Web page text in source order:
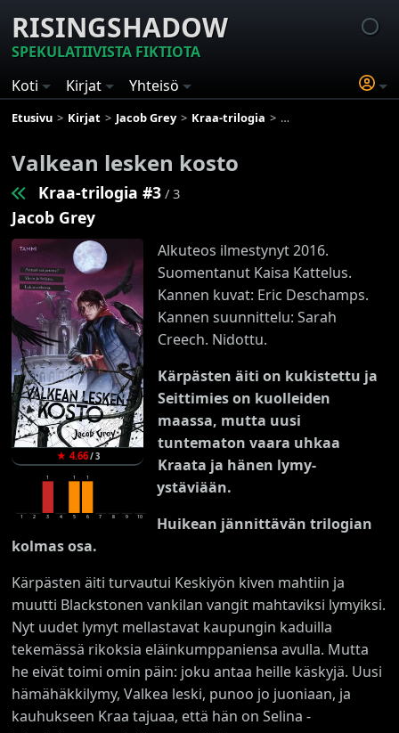
RISINGSHADOW
SPEKULATIIVISTA FIKTIOTA
Koti
Kirjat Yhteisö
Etusivu Kirjat Jacob Grey Kraa-trilogia Valkean lesken kosto
Valkean lesken kosto
Kraa-trilogia #3 / 3
Jacob Grey
★ 4.66/3
1 2
1
3 4
1
5
1
6 7 8 9 10
Alkuteos ilmestynyt 2016.
Suomentanut Kaisa Kattelus.
Kannen kuvat: Eric Deschamps.
Kannen suunnittelu: Sarah
Creech. Nidottu.
Kärpästen äiti on kukistettu ja
Seittimies on kuolleiden
maassa, mutta uusi
tuntematon vaara uhkaa
Kraata ja hänen lymy-
ystäviään.
Huikean jännittävän trilogian
kolmas osa.
Kärpästen äiti turvautui Keskiyön kiven mahtiin ja
muutti Blackstonen vankilan vangit mahtaviksi lymyiksi.
Nyt uudet lymyt mellastavat kaupungin kaduilla
tekemässä rikoksia eläinkumppaniensa avulla. Mutta
he eivät toimi omin päin: joku antaa heille käskyjä. Uusi
hämähäkkilymy, Valkea leski, punoo jo juoniaan, ja
kauhukseen Kraa tajuaa, että hän on Selina -